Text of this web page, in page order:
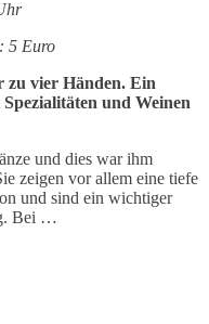
5 Euro
zu vier Händen. Ein
und Weinen
und dies war ihm
zeigen vor allem eine tiefe
und sind ein wichtiger
Bei …